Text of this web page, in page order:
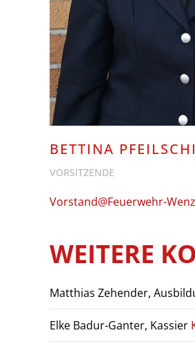
BETTINA
VORSITZENDE
Vorstand@Feuerwehr-
WEITERE
Matthias Zehender,
Elke Badur-Ganter, Kassier